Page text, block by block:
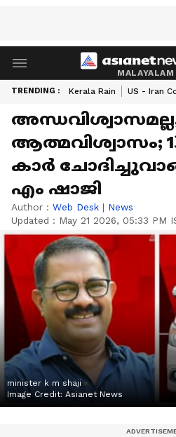
MALAYALAM
TRENDING : Kerala Rain US - Iran
ആത്മവിശ്വാസം;
കാർ
എം ഷാജി
Author : Web Desk | News
Updated : May 21 2026, 05:33 PM
minister k m shaji
Image Credit: Asianet News